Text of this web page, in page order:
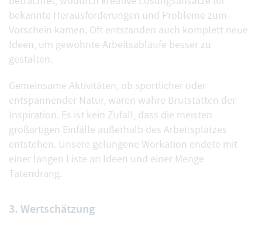
bekannte Herausforderungen und Probleme zum
Vorschein kamen. Oft entstanden auch komplett neue
Ideen, um gewohnte Arbeitsabläufe besser zu
gestalten.
Gemeinsame Aktivitäten, ob sportlicher oder
entspannender Natur, waren wahre Brutstätten der
Inspiration. Es ist kein Zufall, dass die meisten
großartigen Einfälle außerhalb des Arbeitsplatzes
entstehen. Unsere gelungene Workation endete mit
einer langen Liste an Ideen und einer Menge
Tatendrang.
3. Wertschätzung